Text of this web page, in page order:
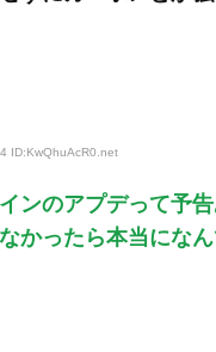
ID:KwQhuAcR0.net
ンのアプデって予
かったら本当にな